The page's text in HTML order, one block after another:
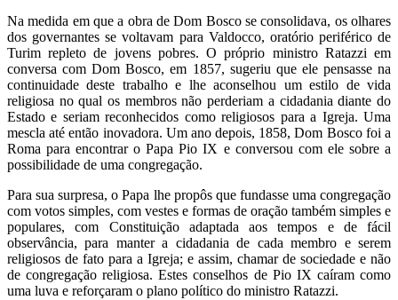
Na medida em que a obra de Dom Bosco se consolidava, os olhares
dos governantes se voltavam para Valdocco, oratório periférico de
Turim repleto de jovens pobres. O próprio ministro Ratazzi em
conversa com Dom Bosco, em 1857, sugeriu que ele pensasse na
continuidade deste trabalho e lhe aconselhou um estilo de vida
religiosa no qual os membros não perderiam a cidadania diante do
Estado e seriam reconhecidos como religiosos para a Igreja. Uma
mescla até então inovadora. Um ano depois, 1858, Dom Bosco foi a
Roma para encontrar o Papa Pio IX e conversou com ele sobre a
possibilidade de uma congregação.
Para sua surpresa, o Papa lhe propôs que fundasse uma congregação
com votos simples, com vestes e formas de oração também simples e
populares, com Constituição adaptada aos tempos e de fácil
observância, para manter a cidadania de cada membro e serem
religiosos de fato para a Igreja; e assim, chamar de sociedade e não
de congregação religiosa. Estes conselhos de Pio IX caíram como
uma luva e reforçaram o plano político do ministro Ratazzi.